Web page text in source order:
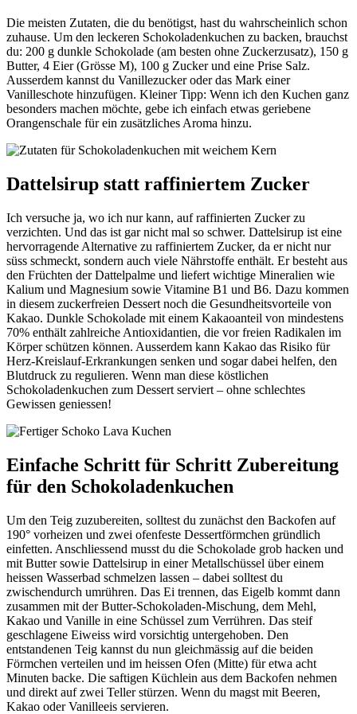
Die meisten Zutaten, die du benötigst, hast du wahrscheinlich schon
zuhause. Um den leckeren Schokoladenkuchen zu backen, brauchst
du: 200 g dunkle Schokolade (am besten ohne Zuckerzusatz), 150 g
Butter, 4 Eier (Grösse M), 100 g Zucker und eine Prise Salz.
Ausserdem kannst du Vanillezucker oder das Mark einer
Vanilleschote hinzufügen. Kleiner Tipp: Wenn ich den Kuchen ganz
besonders machen möchte, gebe ich einfach etwas geriebene
Orangenschale für ein zusätzliches Aroma hinzu.
Dattelsirup statt raffiniertem Zucker
Ich versuche ja, wo ich nur kann, auf raffinierten Zucker zu
verzichten. Und das ist gar nicht mal so schwer. Dattelsirup ist eine
hervorragende Alternative zu raffiniertem Zucker, da er nicht nur
süss schmeckt, sondern auch viele Nährstoffe enthält. Er besteht aus
den Früchten der Dattelpalme und liefert wichtige Mineralien wie
Kalium und Magnesium sowie Vitamine B1 und B6. Dazu kommen
in diesem zuckerfreien Dessert noch die Gesundheitsvorteile von
Kakao. Dunkle Schokolade mit einem Kakaoanteil von mindestens
70% enthält zahlreiche Antioxidantien, die vor freien Radikalen im
Körper schützen können. Ausserdem kann Kakao das Risiko für
Herz-Kreislauf-Erkrankungen senken und sogar dabei helfen, den
Blutdruck zu regulieren. Wenn man diese köstlichen
Schokoladenkuchen zum Dessert serviert – ohne schlechtes
Gewissen geniessen!
Einfache Schritt für Schritt Zubereitung
für den Schokoladenkuchen
Um den Teig zuzubereiten, solltest du zunächst den Backofen auf
190° vorheizen und zwei ofenfeste Dessertförmchen gründlich
einfetten. Anschliessend musst du die Schokolade grob hacken und
mit Butter sowie Dattelsirup in einer Metallschüssel über einem
heissen Wasserbad schmelzen lassen – dabei solltest du
zwischendurch umrühren. Das Ei trennen, das Eigelb kommt dann
zusammen mit der Butter-Schokoladen-Mischung, dem Mehl,
Kakao und Vanille in eine Schüssel zum Verrühren. Das steif
geschlagene Eiweiss wird vorsichtig untergehoben. Den
entstandenen Teig kannst du nun gleichmässig auf die beiden
Förmchen verteilen und im heissen Ofen (Mitte) für etwa acht
Minuten backe. Die saftigen Küchlein aus dem Backofen nehmen
und direkt auf zwei Teller stürzen. Wenn du magst mit Beeren,
Kakao oder Vanilleeis servieren.